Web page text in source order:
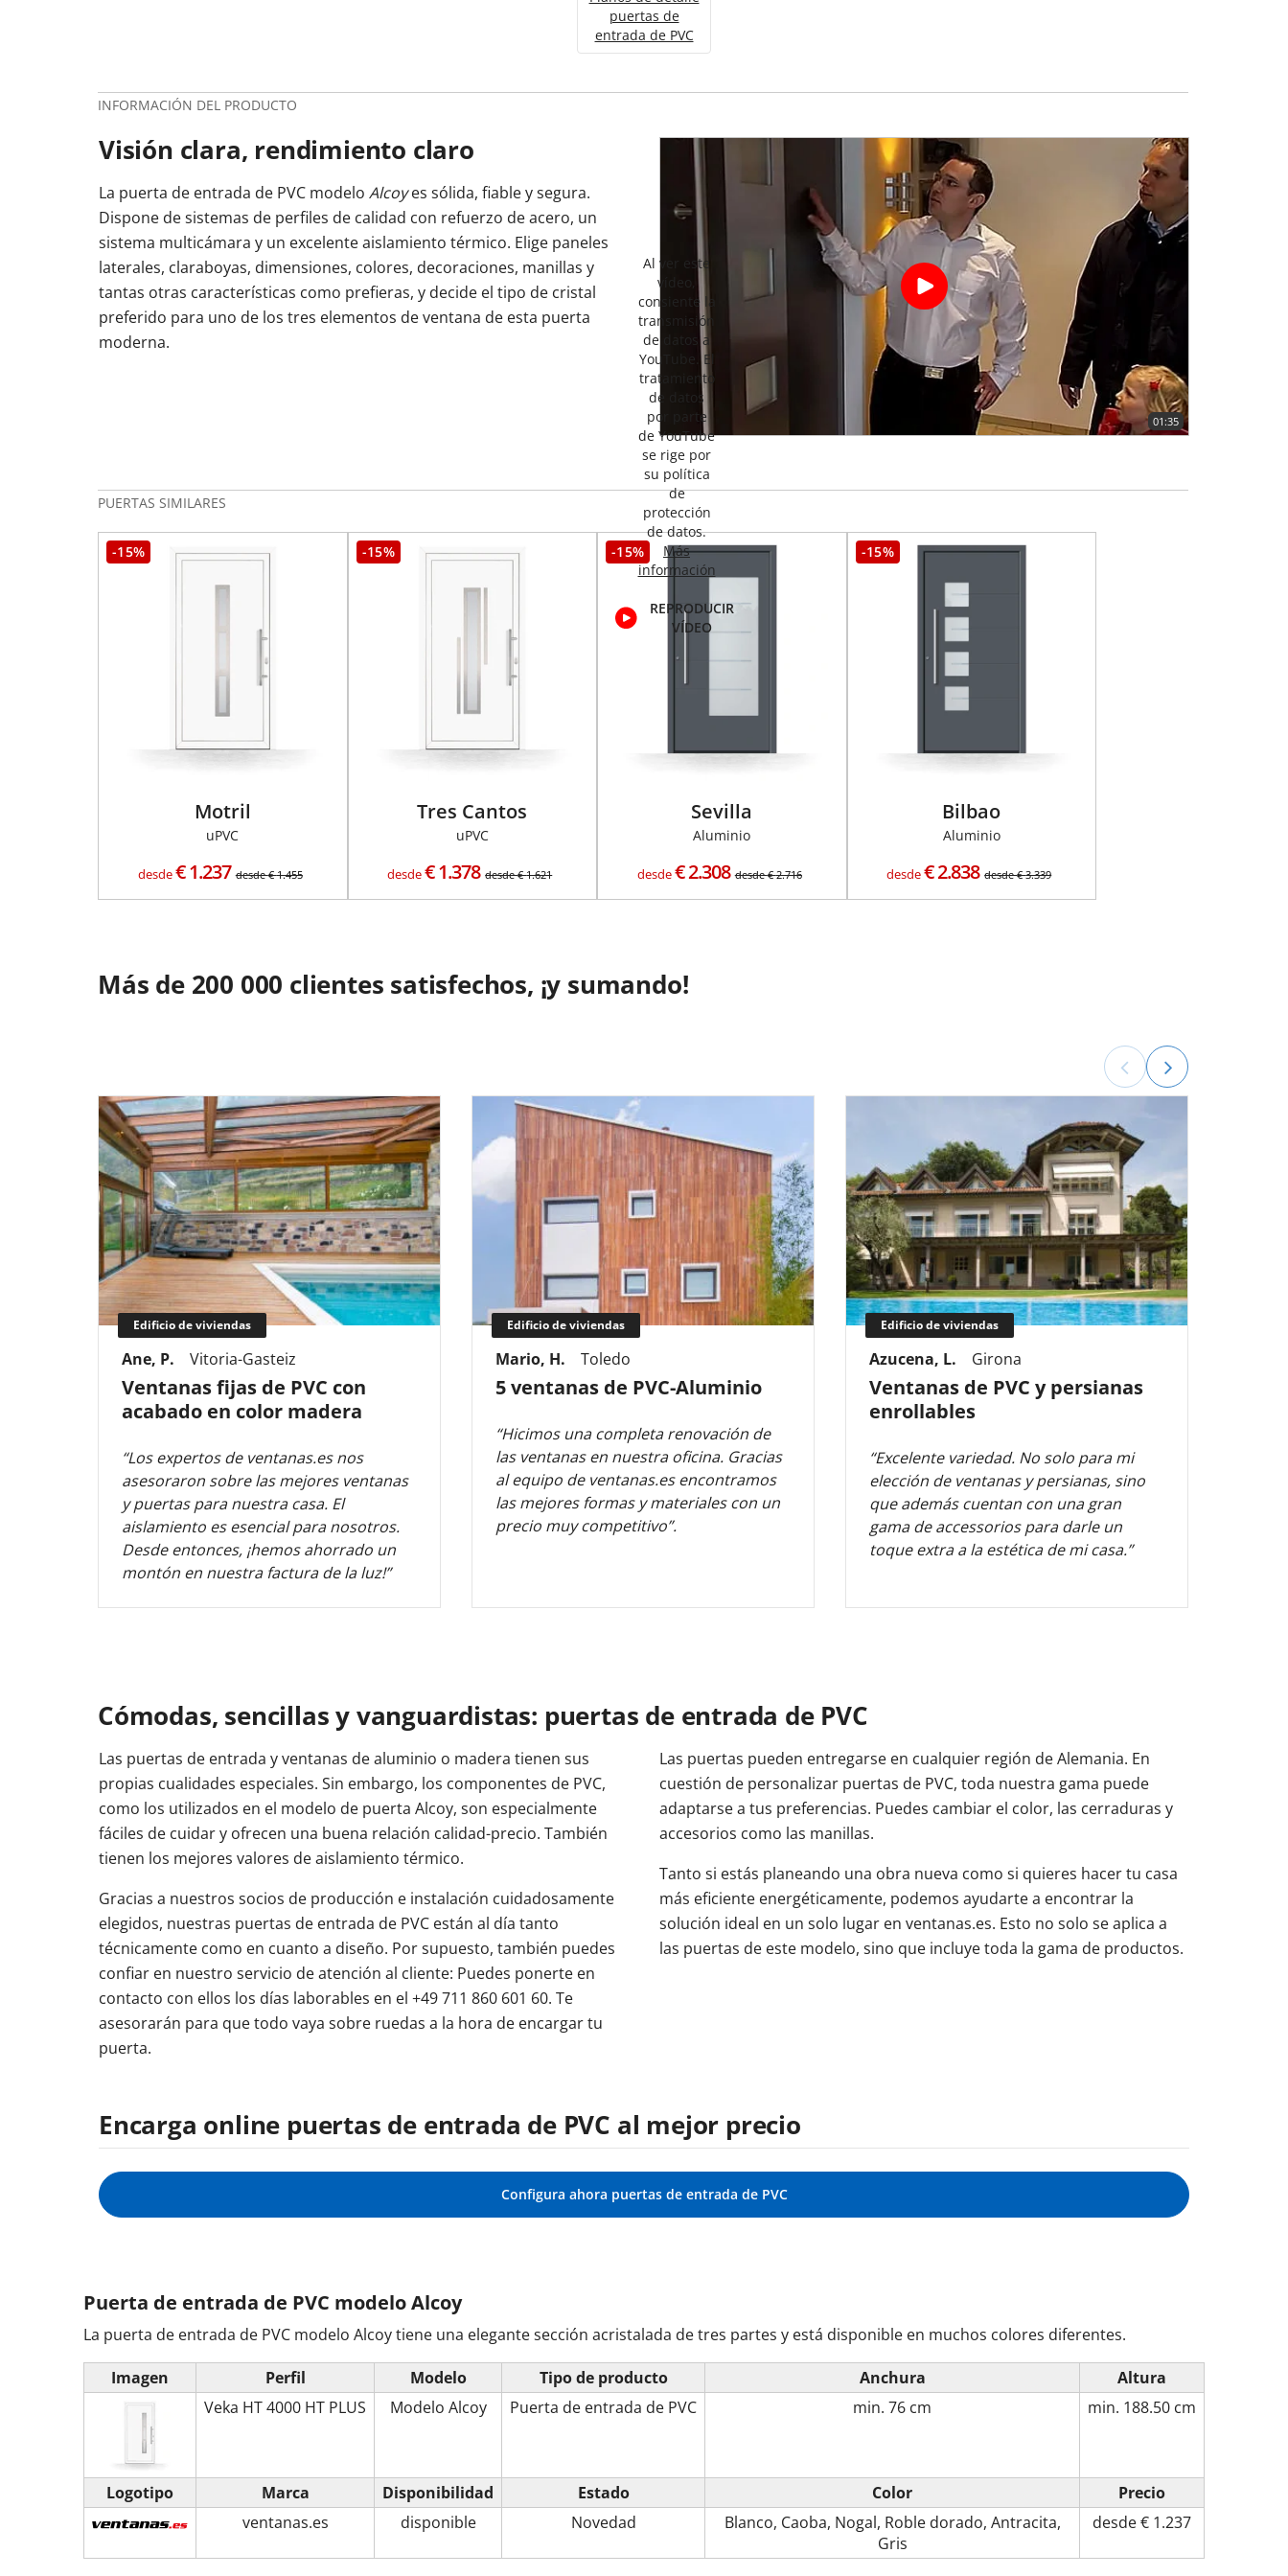
puertas de
entrada de PVC
INFORMACIÓN DEL PRODUCTO
Visión clara, rendimiento claro
La puerta de entrada de PVC modelo Alcoyes sólida, fiable y segura.
Dispone de sistemas de perfiles de calidad con refuerzo de acero, un
sistema multicámara y un excelente aislamiento térmico. Elige paneles
laterales, claraboyas, dimensiones, colores, decoraciones, manillas y
tantas otras características como prefieras, y decide el tipo de cristal
preferido para uno de los tres elementos de ventana de esta puerta
moderna.
Al ver este
vídeo,
consiente la
transmisión
de datos a
YouTube. El
tratamiento
de datos
por parte
de YouTube
se rige por
su política
de
protección
de datos.
Más
información
REPRODUCIR
VÍDEO
01:35
PUERTAS SIMILARES
-15%
Motril
uPVC
desde€1.237 desde€1.455
-15%
Tres Cantos
uPVC
desde€1.378 desde€1.621
-15%
Sevilla
Aluminio
desde€2.308 desde€2.716
-15%
Bilbao
Aluminio
desde€2.838 desde€3.339
Más de 200 000 clientes satisfechos, ¡y sumando!
Edificio de viviendas
Ane, P. Vitoria-Gasteiz
Ventanas fijas de PVC con
acabado en color madera
“Los expertos de ventanas.es nos
asesoraron sobre las mejores ventanas
y puertas para nuestra casa. El
aislamiento es esencial para nosotros.
Desde entonces, ¡hemos ahorrado un
montón en nuestra factura de la luz!”
Edificio de viviendas
Mario, H. Toledo
5 ventanas de PVC-Aluminio
“Hicimos una completa renovación de
las ventanas en nuestra oficina. Gracias
al equipo de ventanas.es encontramos
las mejores formas y materiales con un
precio muy competitivo”.
Edificio de viviendas
Azucena, L. Girona
Ventanas de PVC y persianas
enrollables
“Excelente variedad. No solo para mi
elección de ventanas y persianas, sino
que además cuentan con una gran
gama de accessorios para darle un
toque extra a la estética de mi casa.”
Cómodas, sencillas y vanguardistas: puertas de entrada de PVC
Las puertas de entrada y ventanas de aluminio o madera tienen sus
propias cualidades especiales. Sin embargo, los componentes de PVC,
como los utilizados en el modelo de puerta Alcoy, son especialmente
fáciles de cuidar y ofrecen una buena relación calidad-precio. También
tienen los mejores valores de aislamiento térmico.
Gracias a nuestros socios de producción e instalación cuidadosamente
elegidos, nuestras puertas de entrada de PVC están al día tanto
técnicamente como en cuanto a diseño. Por supuesto, también puedes
confiar en nuestro servicio de atención al cliente: Puedes ponerte en
contacto con ellos los días laborables en el +49 711 860 601 60. Te
asesorarán para que todo vaya sobre ruedas a la hora de encargar tu
puerta.
Las puertas pueden entregarse en cualquier región de Alemania. En
cuestión de personalizar puertas de PVC, toda nuestra gama puede
adaptarse a tus preferencias. Puedes cambiar el color, las cerraduras y
accesorios como las manillas.
Tanto si estás planeando una obra nueva como si quieres hacer tu casa
más eficiente energéticamente, podemos ayudarte a encontrar la
solución ideal en un solo lugar en ventanas.es. Esto no solo se aplica a
las puertas de este modelo, sino que incluye toda la gama de productos.
Encarga online puertas de entrada de PVC al mejor precio
Configura ahora puertas de entrada de PVC
Puerta de entrada de PVC modelo Alcoy
La puerta de entrada de PVC modelo Alcoy tiene una elegante sección acristalada de tres partes y está disponible en muchos colores diferentes.
Imagen
Perfil
Veka HT 4000 HT PLUS
Modelo
Modelo Alcoy
Tipo de producto
Puerta de entrada de PVC
Anchura
min. 76 cm
Altura
min. 188.50 cm
Logotipo
Marca
ventanas.es
Disponibilidad
disponible
Estado
Novedad
Color
Blanco, Caoba, Nogal, Roble dorado, Antracita,
Gris
Precio
desde € 1.237